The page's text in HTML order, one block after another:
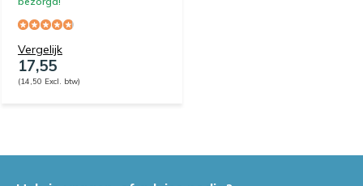
Vergelijk
17,55
(14,50 Excl. btw)